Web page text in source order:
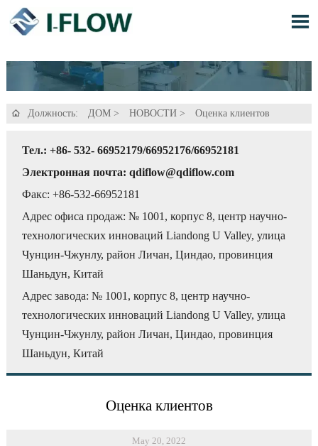

 Должность: ДОМ> НОВОСТИ> Оценка клиентов
Тел.: +86- 532- 66952179/66952176/66952181
Электронная почта: qdiflow@qdiflow.com
Факс: +86-532-66952181
Адрес офиса продаж: № 1001, корпус 8, центр научно-
технологических инноваций Liandong U Valley, улица
Чунцин-Чжунлу, район Личан, Циндао, провинция
Шаньдун, Китай
Адрес завода: № 1001, корпус 8, центр научно-
технологических инноваций Liandong U Valley, улица
Чунцин-Чжунлу, район Личан, Циндао, провинция
Шаньдун, Китай
Оценка клиентов
May 20, 2022